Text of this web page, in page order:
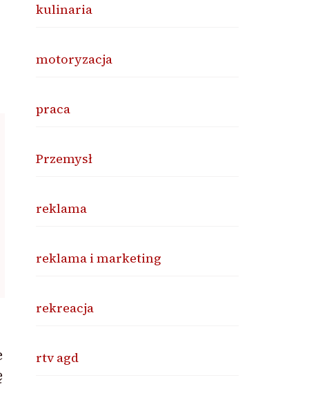
kulinaria
motoryzacja
praca
Przemysł
reklama
reklama i marketing
rekreacja
rtv agd